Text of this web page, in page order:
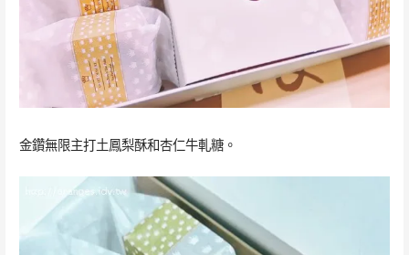
金鑽無限主打土鳳梨酥和杏仁牛軋糖。